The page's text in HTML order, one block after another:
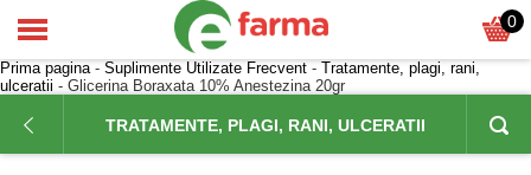
0
Prima pagina- Suplimente Utilizate Frecvent - Tratamente, plagi, rani,
ulceratii - Glicerina Boraxata 10% Anestezina 20gr
TRATAMENTE, PLAGI, RANI, ULCERATII